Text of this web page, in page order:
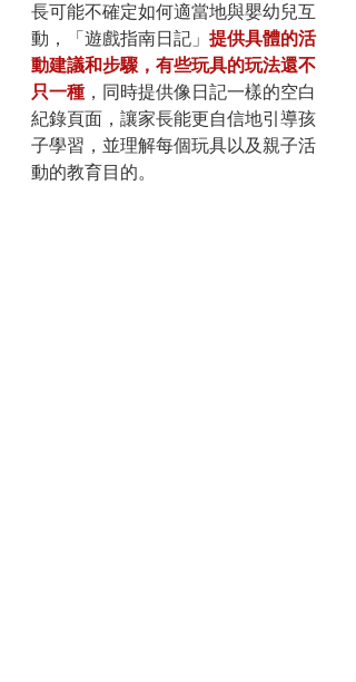
長可能不確定如何適當地與嬰幼兒互
動，「遊戲指南日記」 提供具體的活
動建議和步驟，有些玩具的玩法還不
只一種 ，同時提供像日記一樣的空白
紀錄頁面，讓家長能更自信地引導孩
子學習，並理解每個玩具以及親子活
動的教育目的。